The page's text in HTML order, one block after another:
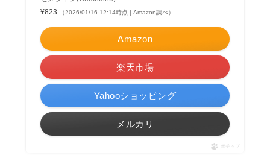
¥823
（2026/01/16 12:14時点 | Amazon調べ）
Amazon
楽天市場
Yahooショッピング
メルカリ
ポチップ